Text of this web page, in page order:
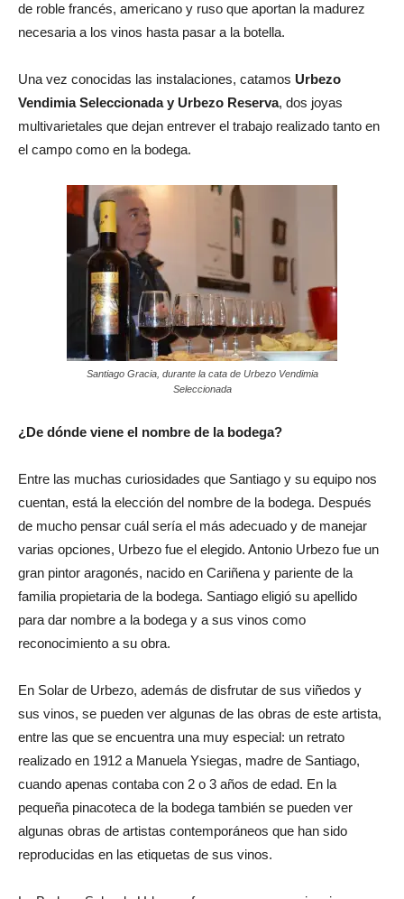
de roble francés, americano y ruso que aportan la madurez
necesaria a los vinos hasta pasar a la botella.
Una vez conocidas las instalaciones, catamos Urbezo
Vendimia Seleccionada y Urbezo Reserva, dos joyas
multivarietales que dejan entrever el trabajo realizado tanto en
el campo como en la bodega.
Santiago Gracia, durante la cata de Urbezo Vendimia
Seleccionada
¿De dónde viene el nombre de la bodega?
Entre las muchas curiosidades que Santiago y su equipo nos
cuentan, está la elección del nombre de la bodega. Después
de mucho pensar cuál sería el más adecuado y de manejar
varias opciones, Urbezo fue el elegido. Antonio Urbezo fue un
gran pintor aragonés, nacido en Cariñena y pariente de la
familia propietaria de la bodega. Santiago eligió su apellido
para dar nombre a la bodega y a sus vinos como
reconocimiento a su obra.
En Solar de Urbezo, además de disfrutar de sus viñedos y
sus vinos, se pueden ver algunas de las obras de este artista,
entre las que se encuentra una muy especial: un retrato
realizado en 1912 a Manuela Ysiegas, madre de Santiago,
cuando apenas contaba con 2 o 3 años de edad. En la
pequeña pinacoteca de la bodega también se pueden ver
algunas obras de artistas contemporáneos que han sido
reproducidas en las etiquetas de sus vinos.